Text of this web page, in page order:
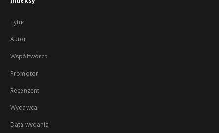
Tytuł
Autor
Współtwórca
Promotor
Recenzent
Wydawca
Data wydania